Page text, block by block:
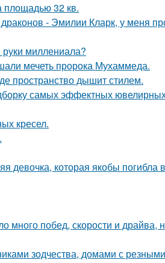
площадью 32 кв.
- Эмилии Кларк, у меня
руки миллениала?
мечеть пророка Мухаммеда.
пространство дышит стилем.
самых эффектных
кресел.
девочка, которая якобы
побед, скорости и драйва,
зодчества, домами с